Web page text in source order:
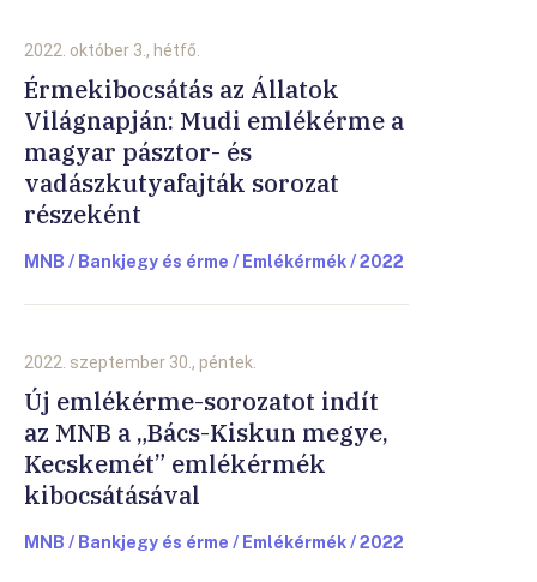
2022. október 3., hétfő.
Érmekibocsátás az Állatok
Világnapján: Mudi emlékérme a
magyar pásztor- és
vadászkutyafajták sorozat
részeként
MNB / Bankjegy és érme / Emlékérmék / 2022
2022. szeptember 30., péntek.
Új emlékérme-sorozatot indít
az MNB a „Bács-Kiskun megye,
Kecskemét” emlékérmék
kibocsátásával
MNB / Bankjegy és érme / Emlékérmék / 2022